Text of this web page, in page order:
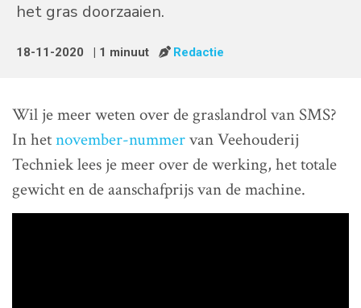
het gras doorzaaien.
18-11-2020 | 1 minuut Redactie
Wil je meer weten over de graslandrol van SMS?
In hetnovember-nummervan Veehouderij
Techniek lees je meer over de werking, het totale
gewicht en de aanschafprijs van de machine.